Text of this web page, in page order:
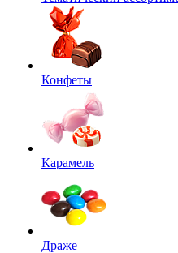
Конфеты
Карамель
Драже